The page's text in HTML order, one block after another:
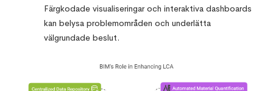
Färgkodade visualiseringar och interaktiva dashboards
kan belysa problemområden och underlätta
välgrundade beslut.